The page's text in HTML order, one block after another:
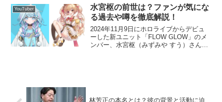
関する情報を詳しく掘り下げ、ファンの
間で語られる秘密を解...
YouTuber
水宮枢の前世は？ファンが気にな
る過去や噂を徹底解説！
2024年11月9日にホロライブからデビュ
ーした新ユニット「FLOW GLOW」のメ
ンバー、水宮枢（みずみや すう）さん。
林芳正の本名とは？彼の背景と活動に迫